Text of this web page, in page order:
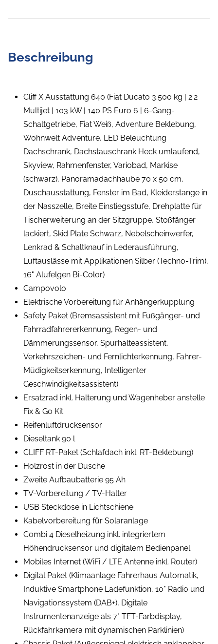
Beschreibung
Cliff X Ausstattung 640 (Fiat Ducato 3.500 kg | 2.2
Multijet | 103 kW | 140 PS Euro 6 | 6-Gang-
Schaltgetriebe, Fiat Weiß, Adventure Beklebung,
Wohnwelt Adventure, LED Beleuchtung
Dachschrank, Dachstauschrank Heck umlaufend,
Skyview, Rahmenfenster, Variobad, Markise
(schwarz), Panoramadachhaube 70 x 50 cm,
Duschausstattung, Fenster im Bad, Kleiderstange in
der Nasszelle, Breite Einstiegsstufe, Drehplatte für
Tischerweiterung an der Sitzgruppe, Stoßfänger
lackiert, Skid Plate Schwarz, Nebelscheinwerfer,
Lenkrad & Schaltknauf in Lederausführung,
Luftauslässe mit Applikationen Silber (Techno-Trim),
16" Alufelgen Bi-Color)
Campovolo
Elektrische Vorbereitung für Anhängerkupplung
Safety Paket (Bremsassistent mit Fußgänger- und
Fahrradfahrererkennung, Regen- und
Dämmerungssensor, Spurhalteassistent,
Verkehrszeichen- und Fernlichterkennung, Fahrer-
Müdigkeitserkennung, Intelligenter
Geschwindigkeitsassistent)
Ersatzrad inkl. Halterung und Wagenheber anstelle
Fix & Go Kit
Reifenluftdrucksensor
Dieseltank 90 l
CLIFF RT-Paket (Schlafdach inkl. RT-Beklebung)
Holzrost in der Dusche
Zweite Aufbaubatterie 95 Ah
TV-Vorbereitung / TV-Halter
USB Steckdose in Lichtschiene
Kabelvorbereitung für Solaranlage
Combi 4 Dieselheizung inkl. integriertem
Höhendrucksensor und digitalem Bedienpanel
Mobiles Internet (WiFi / LTE Antenne inkl. Router)
Digital Paket (Klimaanlage Fahrerhaus Automatik,
Induktive Smartphone Ladefunktion, 10" Radio und
Navigationssystem (DAB+), Digitale
Instrumentenanzeige als 7" TFT-Farbdisplay,
Rückfahrkamera mit dynamischen Parklinien)